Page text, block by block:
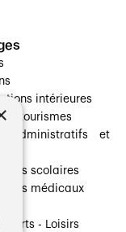
intérieures
et tourismes
administratifs et
scolaires
médicaux
Sports - Loisirs